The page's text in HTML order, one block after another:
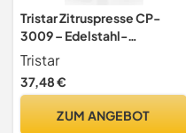
Tristar Zitruspresse CP-
3009 – Edelstahl-
Fruchtfleischfilter –
Anpassbarer
Fruchtfleischfilter – 2
Silber/Schwarz
Tristar
37,48 €
ZUM ANGEBOT